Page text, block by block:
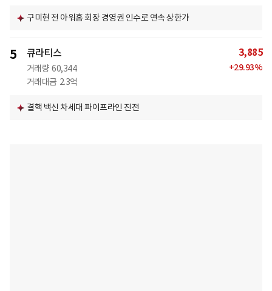
구미현 전 아워홈 회장 경영권 인수로 연속 상한가
5 큐라티스
거래량 60,344
거래대금 2.3억
3,885
+29.93%
결핵 백신 차세대 파이프라인 진전